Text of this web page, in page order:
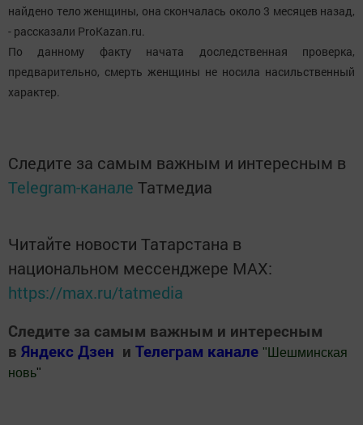
найдено тело женщины, она скончалась около 3 месяцев назад,
- рассказали ProKazan.ru.
По данному факту начата доследственная проверка,
предварительно, смерть женщины не носила насильственный
характер.
Следите за самым важным и интересным в
Telegram-канале Татмедиа
Читайте новости Татарстана в
национальном мессенджере MАХ:
https://max.ru/tatmedia
Следите за самым важным и интересным
в Яндекс Дзен и Телеграм канале " Шешминская
новь"